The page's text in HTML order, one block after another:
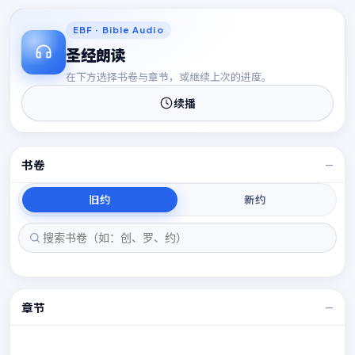
EBF · Bible Audio
圣经朗读
在下方选择书卷与章节，或继续上次的进度。
续播
书卷 —
旧约 新约
章节 —